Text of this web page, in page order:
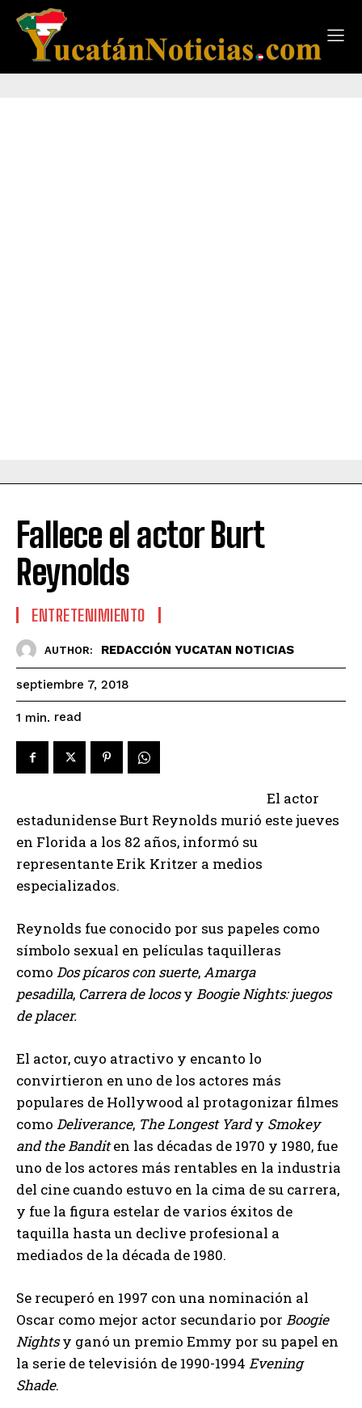
Fallece el actor Burt
Reynolds
ENTRETENIMIENTO
AUTHOR: REDACCIÓN YUCATAN NOTICIAS
septiembre 7, 2018
1 min. read
El actor
estadunidense Burt Reynolds murió este jueves
en Florida a los 82 años, informó su
representante Erik Kritzer a medios
especializados.
Reynolds fue conocido por sus papeles como
símbolo sexual en películas taquilleras
como Dos pícaros con suerte,Amarga
pesadilla, Carrera de locosy Boogie Nights: juegos
de placer.
El actor, cuyo atractivo y encanto lo
convirtieron en uno de los actores más
populares de Hollywood al protagonizar filmes
como Deliverance, The Longest Yardy Smokey
and the Banditen las décadas de 1970 y 1980, fue
uno de los actores más rentables en la industria
del cine cuando estuvo en la cima de su carrera,
y fue la figura estelar de varios éxitos de
taquilla hasta un declive profesional a
mediados de la década de 1980.
Se recuperó en 1997 con una nominación al
Oscar como mejor actor secundario por Boogie
Nightsy ganó un premio Emmy por su papel en
la serie de televisión de 1990-1994 Evening
Shade.